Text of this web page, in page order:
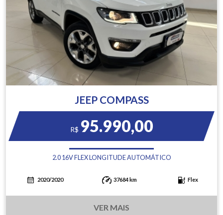
JEEP COMPASS
R$ 95.990,00
2.0 16V FLEX LONGITUDE AUTOMÁTICO
2020/2020 37684 km Flex
VER MAIS